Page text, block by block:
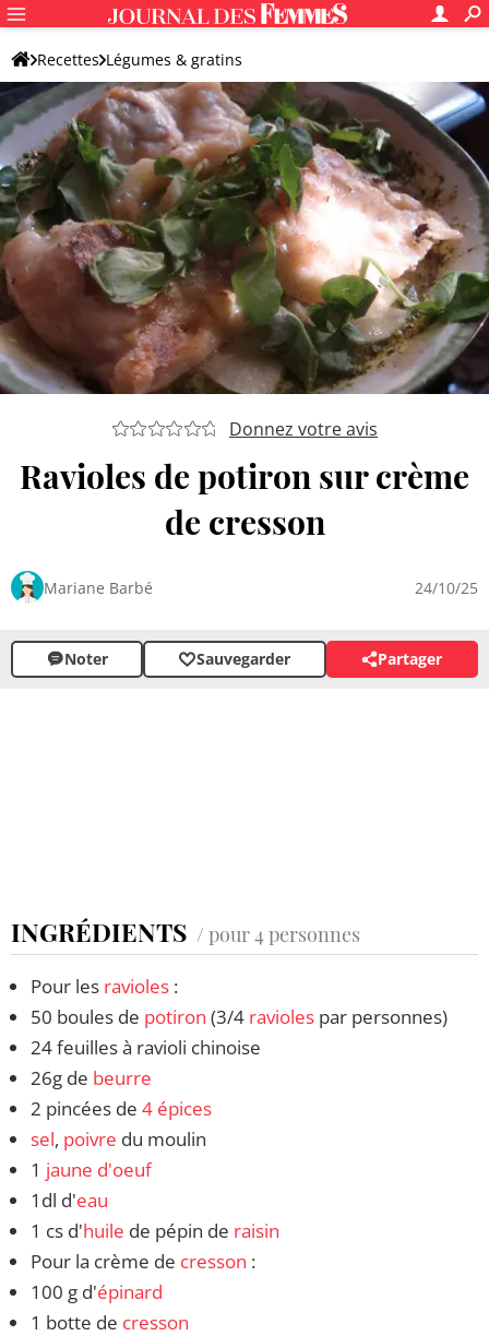
Recettes Légumes & gratins
Galette, beignet et boulette de légumes
Autre accompagnement original aux légumes
Donnez votre avis
Ravioles de potiron sur crème
de cresson
Mariane Barbé 24/10/25
Noter Sauvegarder Partager
INGRÉDIENTS / pour 4 personnes
Pour les ravioles :
50 boules de potiron (3/4 ravioles par personnes)
24 feuilles à ravioli chinoise
26g de beurre
2 pincées de 4 épices
sel, poivre du moulin
1 jaune d'oeuf
1dl d'eau
1 cs d'huile de pépin de raisin
Pour la crème de cresson :
100 g d'épinard
1 botte de cresson